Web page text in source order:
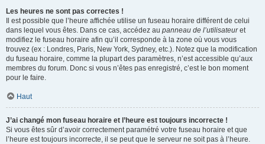
Les heures ne sont pas correctes !
Il est possible que l’heure affichée utilise un fuseau horaire différent de celui
dans lequel vous êtes. Dans ce cas, accédez au panneau de l’utilisateuret
modifiez le fuseau horaire afin qu’il corresponde à la zone où vous vous
trouvez (ex : Londres, Paris, New York, Sydney, etc.). Notez que la modification
du fuseau horaire, comme la plupart des paramètres, n’est accessible qu’aux
membres du forum. Donc si vous n’êtes pas enregistré, c’est le bon moment
pour le faire.
Haut
J’ai changé mon fuseau horaire et l’heure est toujours incorrecte !
Si vous êtes sûr d’avoir correctement paramétré votre fuseau horaire et que
l’heure est toujours incorrecte, il se peut que le serveur ne soit pas à l’heure.